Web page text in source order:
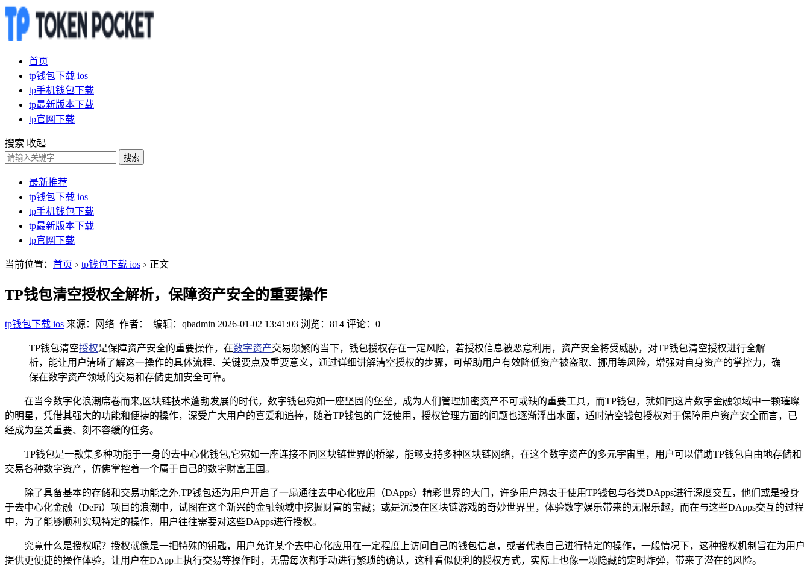
首页
tp钱包下载 ios
tp手机钱包下载
tp最新版本下载
tp官网下载
搜索 收起
搜索
最新推荐
tp钱包下载 ios
tp手机钱包下载
tp最新版本下载
tp官网下载
当前位置： 首页 > tp钱包下载 ios > 正文
TP钱包清空授权全解析，保障资产安全的重要操作
tp钱包下载 ios 来源：网络 作者： 编辑：qbadmin 2026-01-02 13:41:03 浏览：814 评论：0
TP钱包清空授权是保障资产安全的重要操作，在数字资产交易频繁的当下，钱包授权存在一定风险，若授权信息被恶意利用，资产安全将受威胁，对TP钱包清空授权进行全解
析，能让用户清晰了解这一操作的具体流程、关键要点及重要意义，通过详细讲解清空授权的步骤，可帮助用户有效降低资产被盗取、挪用等风险，增强对自身资产的掌控力，确
保在数字资产领域的交易和存储更加安全可靠。
在当今数字化浪潮席卷而来,区块链技术蓬勃发展的时代，数字钱包宛如一座坚固的堡垒，成为人们管理加密资产不可或缺的重要工具，而TP钱包，就如同这片数字金融领域中一颗璀璨
的明星，凭借其强大的功能和便捷的操作，深受广大用户的喜爱和追捧，随着TP钱包的广泛使用，授权管理方面的问题也逐渐浮出水面，适时清空钱包授权对于保障用户资产安全而言，已
经成为至关重要、刻不容缓的任务。
TP钱包是一款集多种功能于一身的去中心化钱包,它宛如一座连接不同区块链世界的桥梁，能够支持多种区块链网络，在这个数字资产的多元宇宙里，用户可以借助TP钱包自由地存储和
交易各种数字资产，仿佛掌控着一个属于自己的数字财富王国。
除了具备基本的存储和交易功能之外,TP钱包还为用户开启了一扇通往去中心化应用（DApps）精彩世界的大门，许多用户热衷于使用TP钱包与各类DApps进行深度交互，他们或是投身
于去中心化金融（DeFi）项目的浪潮中，试图在这个新兴的金融领域中挖掘财富的宝藏；或是沉浸在区块链游戏的奇妙世界里，体验数字娱乐带来的无限乐趣，而在与这些DApps交互的过程
中，为了能够顺利实现特定的操作，用户往往需要对这些DApps进行授权。
究竟什么是授权呢？授权就像是一把特殊的钥匙，用户允许某个去中心化应用在一定程度上访问自己的钱包信息，或者代表自己进行特定的操作，一般情况下，这种授权机制旨在为用户
提供更便捷的操作体验，让用户在DApp上执行交易等操作时，无需每次都手动进行繁琐的确认，这种看似便利的授权方式，实际上也像一颗隐藏的定时炸弹，带来了潜在的风险。